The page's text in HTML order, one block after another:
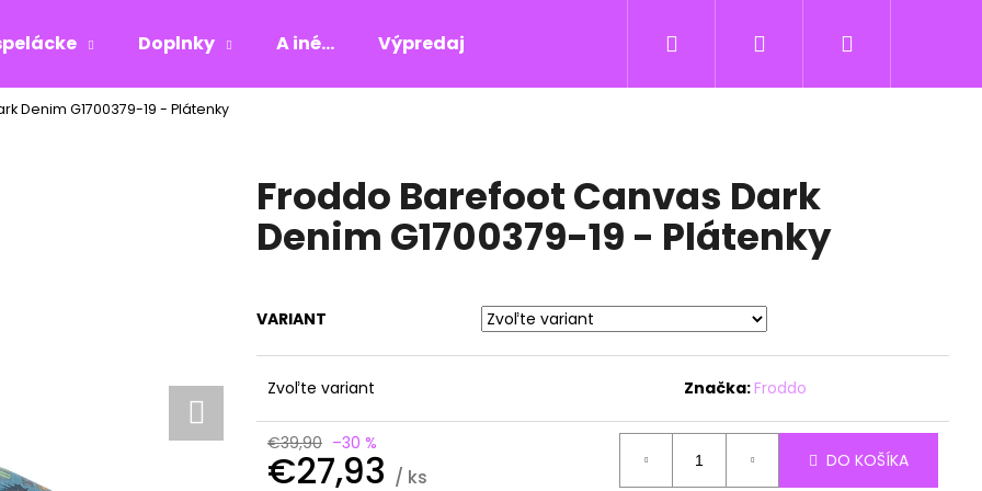
Doplnky A iné... Výpredaj Hľadať Prihlásenie
Denim G1700379-19 - Plátenky
Froddo Barefoot Canvas Dark
Denim G1700379-19 - Plátenky
VARIANT
Zvoľte variant Značka:Froddo
€39,90 –30 %
€27,93 / ks
DO KOŠÍKA
Čo potrebujete nájsť?
HĽADAŤ